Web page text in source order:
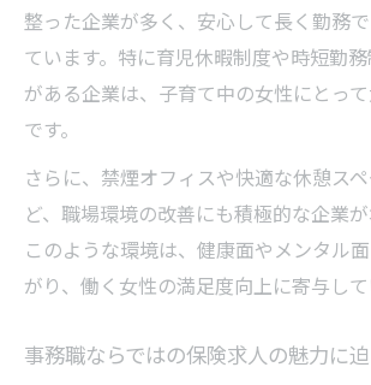
整った企業が多く、安心して長く勤務
ています。特に育児休暇制度や時短勤
がある企業は、子育て中の女性にとっ
です。
さらに、禁煙オフィスや快適な休憩ス
ど、職場環境の改善にも積極的な企業が
このような環境は、健康面やメンタル
がり、働く女性の満足度向上に寄与して
事務職ならではの保険求人の魅力に